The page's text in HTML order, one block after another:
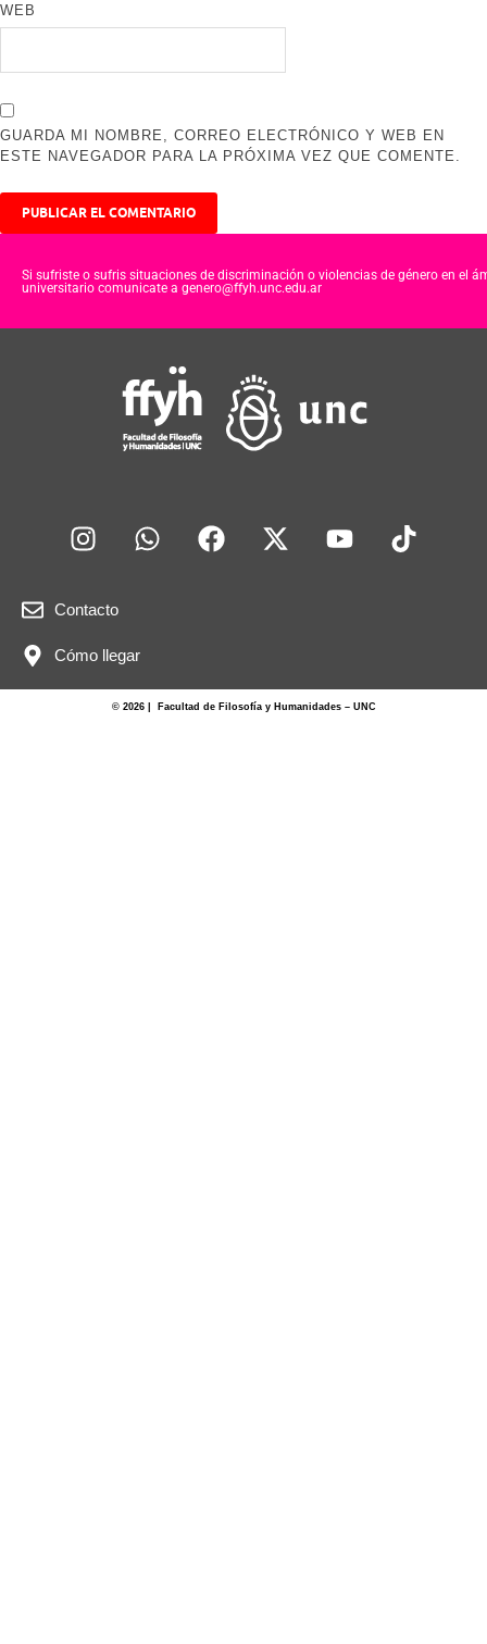
WEB
GUARDA MI NOMBRE, CORREO ELECTRÓNICO Y WEB EN
ESTE NAVEGADOR PARA LA PRÓXIMA VEZ QUE COMENTE.
Si sufriste o sufris situaciones de discriminación o violencias de género en el
universitario comunicate a genero@ffyh.unc.edu.ar
Contacto
Cómo llegar
© 2026 | Facultad de Filosofía y Humanidades – UNC